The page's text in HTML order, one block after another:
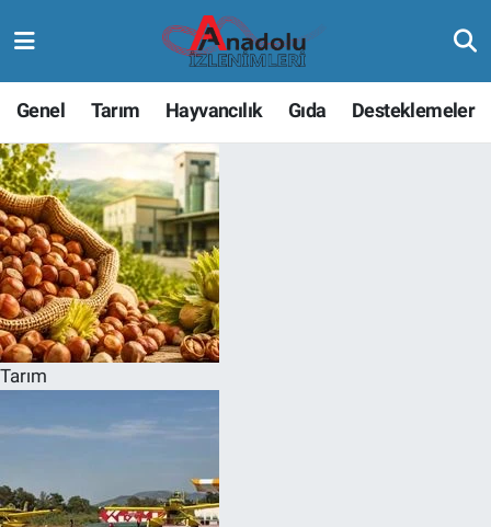
Genel Tarım Hayvancılık Gıda Desteklemeler
Tarım